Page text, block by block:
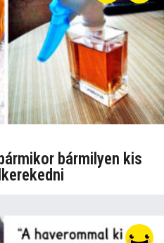
bármilyen kis